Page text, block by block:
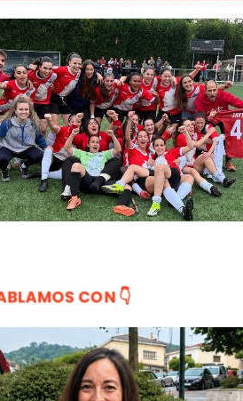
CON 👇